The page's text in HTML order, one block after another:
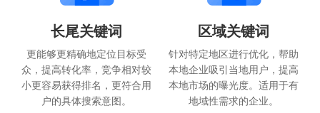
长尾关键词
更能够更精确地定位目标受
众，提高转化率，竞争相对较
小更容易获得排名，更符合用
户的具体搜索意图。
区域关键词
针对特定地区进行优化，帮助
本地企业吸引当地用户，提高
本地市场的曝光度。适用于有
地域性需求的企业。